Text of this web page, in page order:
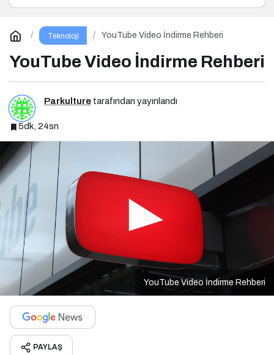
Teknoloji YouTube Video İndirme Rehberi
YouTube Video İndirme Rehberi
Parkulture tarafından yayınlandı
5dk, 24sn
YouTube Video İndirme Rehberi
PAYLAŞ